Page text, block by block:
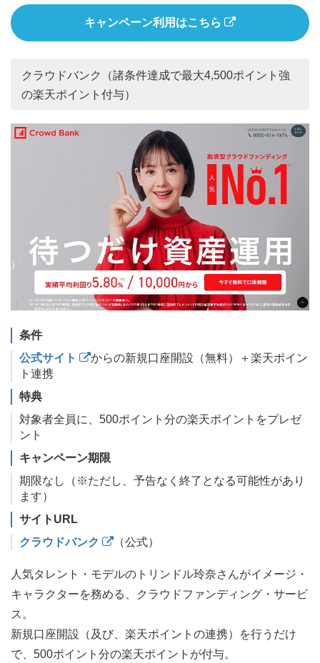
キャンペーン利用はこちら
クラウドバンク（諸条件達成で最大4,500ポイント強
の楽天ポイント付与）
条件
公式サイト
からの新規口座開設（無料）＋楽天ポイン
ト連携
特典
対象者全員に、500ポイント分の楽天ポイントをプレゼ
ント
キャンペーン期限
期限なし（※ただし、予告なく終了となる可能性があり
ます）
サイトURL
クラウドバンク
（公式）
人気タレント・モデルのトリンドル玲奈さんがイメージ・
キャラクターを務める、クラウドファンディング・サービ
ス。
新規口座開設（及び、楽天ポイントの連携）を行うだけ
で、500ポイント分の楽天ポイントが付与。